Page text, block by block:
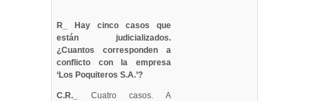
R_ Hay cinco casos que
están judicializados.
¿Cuantos corresponden a
conflicto con la empresa
‘Los Poquiteros S.A.’?
C.R._
Cuatro casos. A